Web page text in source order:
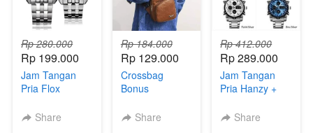
Rp 280.000
Rp 199.000
Jam Tangan
Pria Flox
Share
Rp 184.000
Rp 129.000
Crossbag
Bonus
Share
Rp 412.000
Rp 289.000
Jam Tangan
Pria Hanzy +
Dompet Keren
Share